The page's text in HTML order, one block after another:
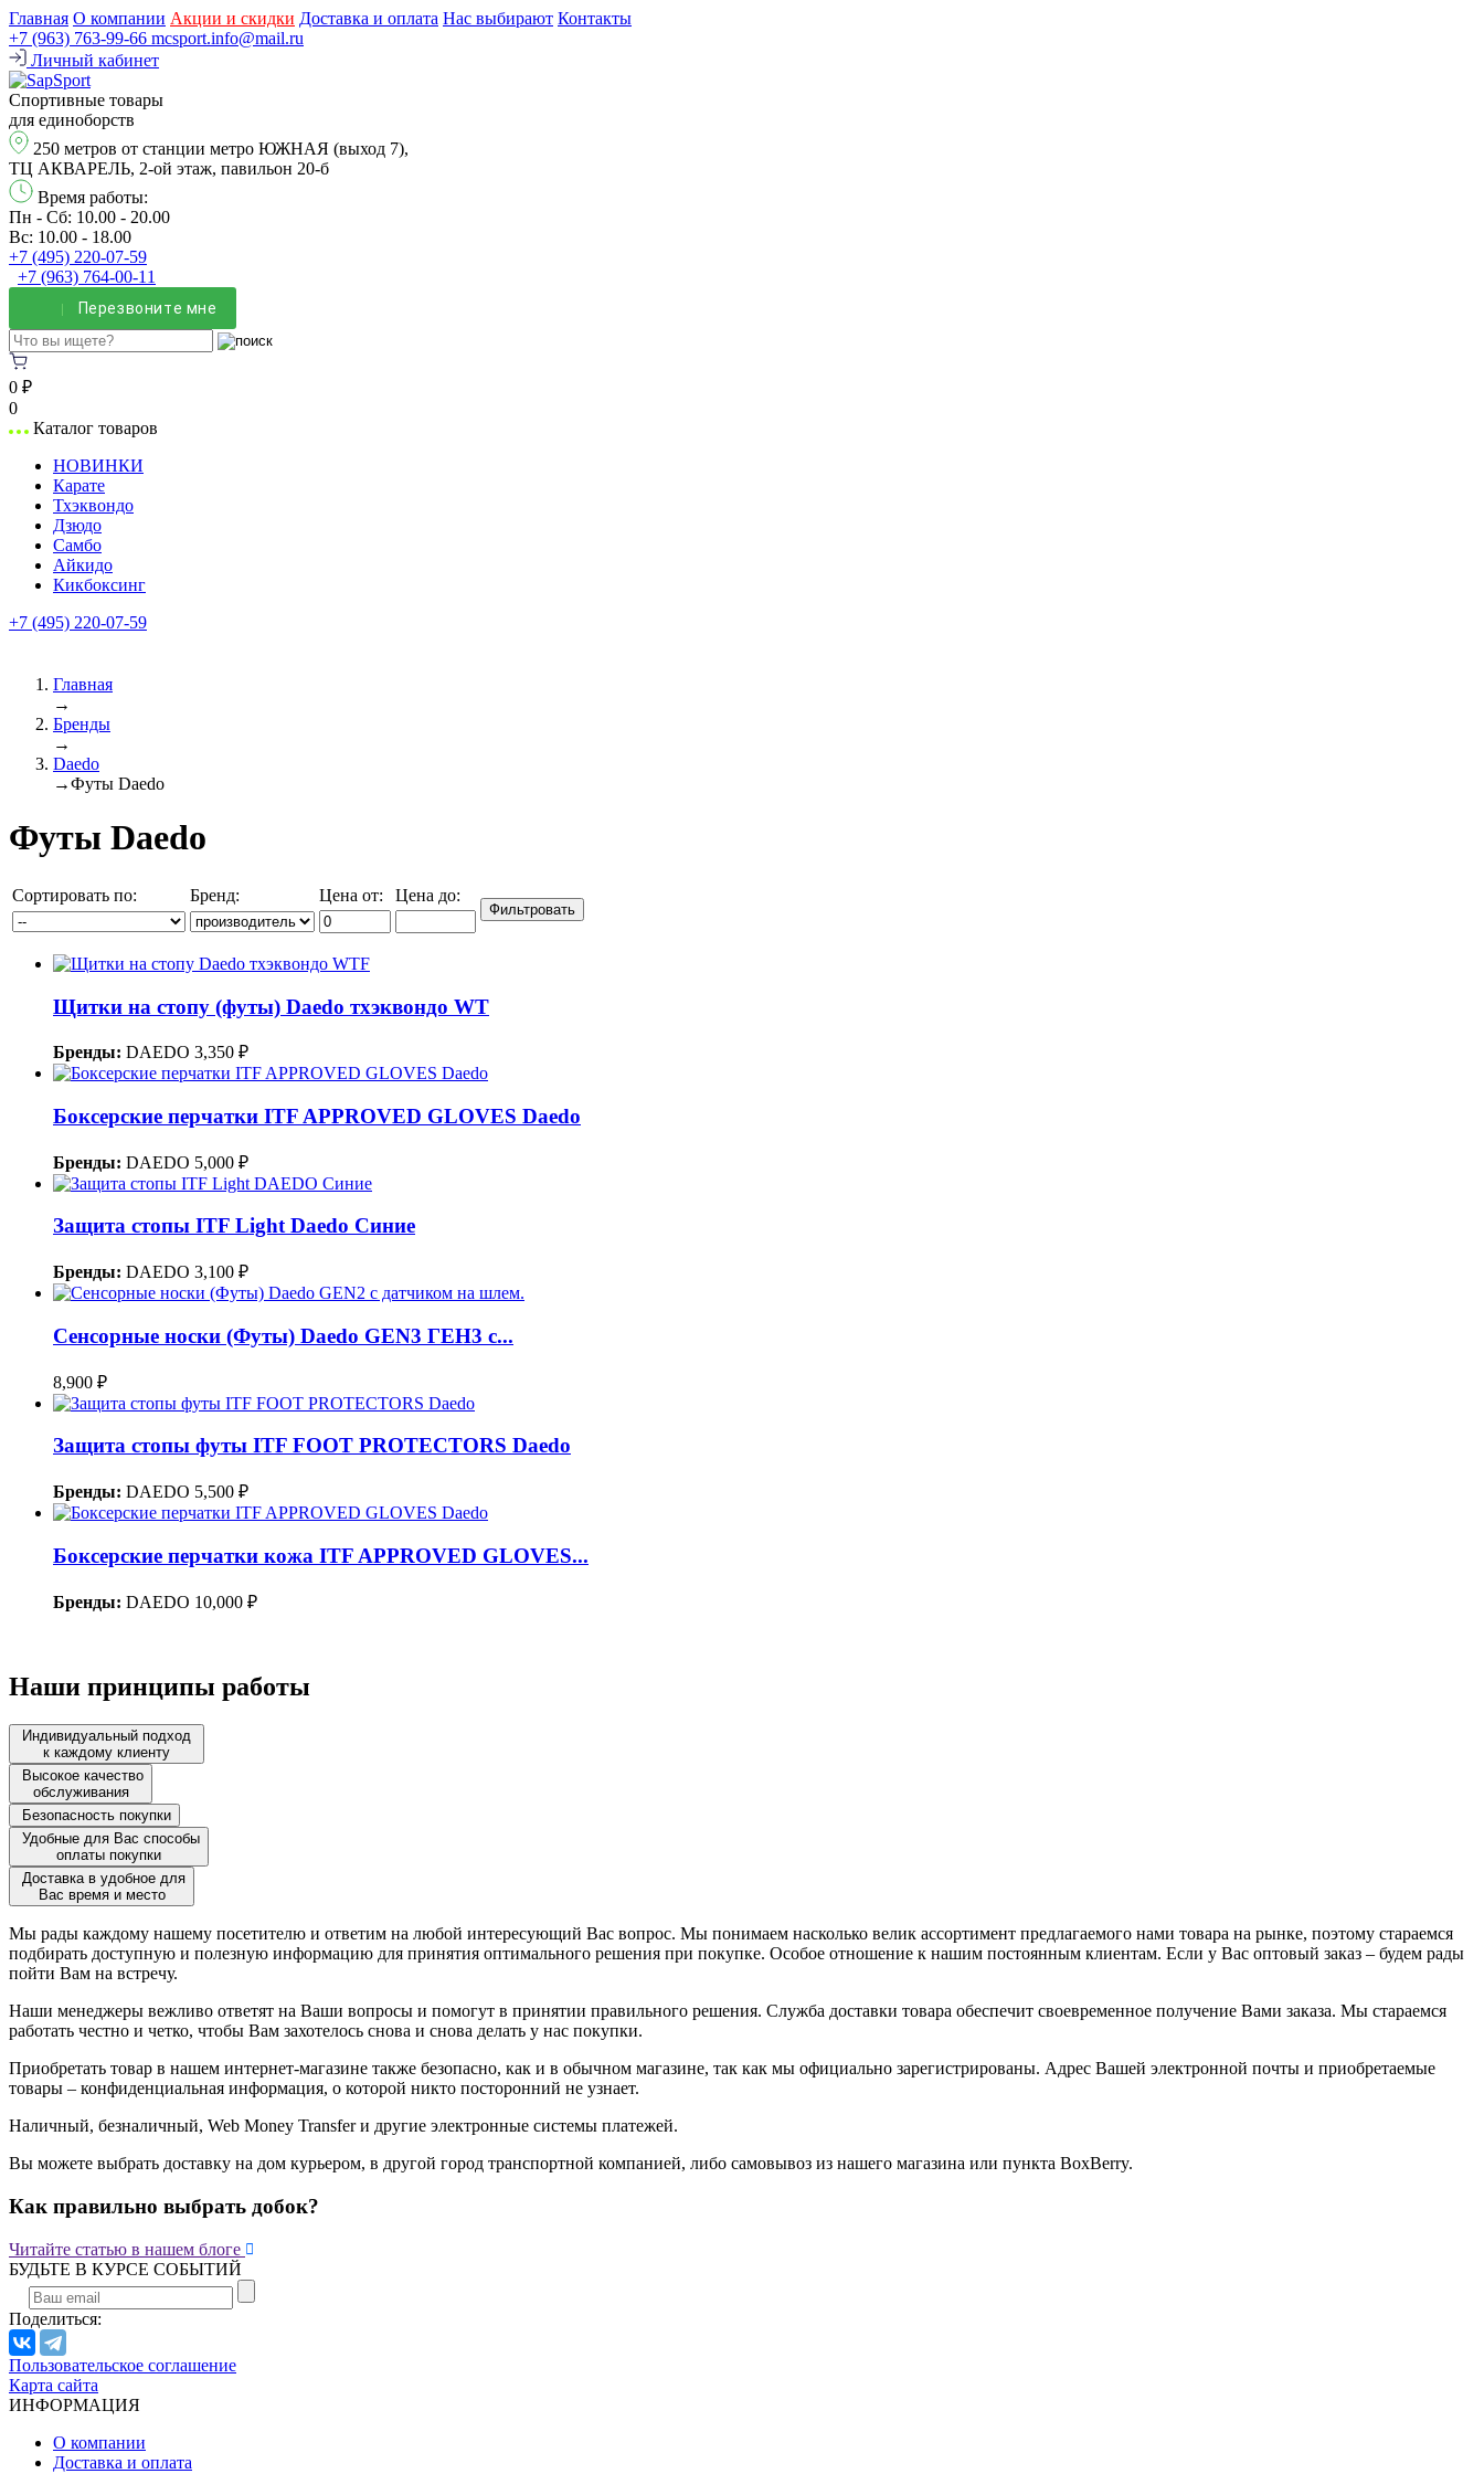
Главная О компании Акции и скидки Доставка и оплата Нас выбирают Контакты
+7 (963) 763-99-66 mcsport.info@mail.ru
Личный кабинет
Спортивные товары
для единоборств
250 метров от станции метро ЮЖНАЯ (выход 7),
ТЦ АКВАРЕЛЬ, 2-ой этаж, павильон 20-б
Время работы:
Пн - Сб: 10.00 - 20.00
Вс: 10.00 - 18.00
+7 (495) 220-07-59
+7 (963) 764-00-11
Перезвонитe мне
0 ₽
0
Каталог товаров
НОВИНКИ
Карате
Тхэквондо
Дзюдо
Самбо
Айкидо
Кикбоксинг
+7 (495) 220-07-59
Главная
→
Бренды
→
Daedo
→Футы Daedo
Футы Daedo
Сортировать по: Бренд: Цена от: Цена до:
Щитки на стопу (футы) Daedo тхэквондо WT
Бренды: DAEDO 3,350 ₽
Боксерские перчатки ITF APPROVED GLOVES Daedo
Бренды: DAEDO 5,000 ₽
Защита стопы ITF Light Daedo Синие
Бренды: DAEDO 3,100 ₽
Cенсорные носки (Футы) Daedo GEN3 ГЕН3 с...
8,900 ₽
Защита стопы футы ITF FOOT PROTECTORS Daedo
Бренды: DAEDO 5,500 ₽
Боксерские перчатки кожа ITF APPROVED GLOVES...
Бренды: DAEDO 10,000 ₽
Наши принципы работы
Индивидуальный подход
к каждому клиенту
Высокое качество
обслуживания
Безопасность покупки
Удобные для Вас способы
оплаты покупки
Доставка в удобное для
Вас время и место
Мы рады каждому нашему посетителю и ответим на любой интересующий Вас вопрос. Мы понимаем насколько велик ассортимент предлагаемого нами товара на рынке, поэтому стараемся
подбирать доступную и полезную информацию для принятия оптимального решения при покупке. Особое отношение к нашим постоянным клиентам. Если у Вас оптовый заказ – будем рады
пойти Вам на встречу.
Наши менеджеры вежливо ответят на Ваши вопросы и помогут в принятии правильного решения. Служба доставки товара обеспечит своевременное получение Вами заказа. Мы стараемся
работать честно и четко, чтобы Вам захотелось снова и снова делать у нас покупки.
Приобретать товар в нашем интернет-магазине также безопасно, как и в обычном магазине, так как мы официально зарегистрированы. Адрес Вашей электронной почты и приобретаемые
товары – конфиденциальная информация, о которой никто посторонний не узнает.
Наличный, безналичный, Web Money Transfer и другие электронные системы платежей.
Вы можете выбрать доставку на дом курьером, в другой город транспортной компанией, либо самовывоз из нашего магазина или пункта BoxBerry.
Как правильно выбрать добок?
Читайте статью в нашем блоге 
БУДЬТЕ В КУРСЕ СОБЫТИЙ
Поделиться:
Пользовательское соглашение
Карта сайта
ИНФОРМАЦИЯ
О компании
Доставка и оплата